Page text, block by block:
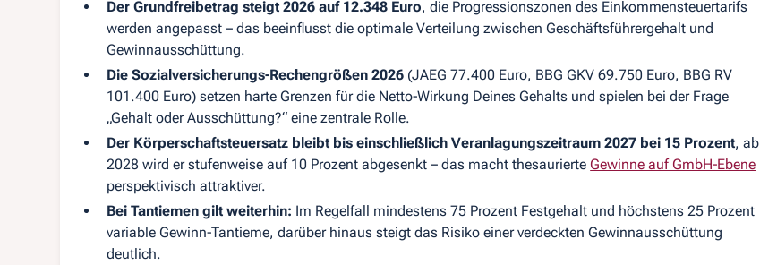
Der Grundfreibetrag steigt 2026 auf 12.348 Euro, die Progressionszonen des Einkommensteuertarifs
werden angepasst – das beeinflusst die optimale Verteilung zwischen Geschäftsführergehalt und
Gewinnausschüttung.
Die Sozialversicherungs‑Rechengrößen 2026 (JAEG 77.400 Euro, BBG GKV 69.750 Euro, BBG RV
101.400 Euro) setzen harte Grenzen für die Netto‑Wirkung Deines Gehalts und spielen bei der Frage
„Gehalt oder Ausschüttung?“ eine zentrale Rolle.
Der Körperschaftsteuersatz bleibt bis einschließlich Veranlagungszeitraum 2027 bei 15 Prozent, ab
2028 wird er stufenweise auf 10 Prozent abgesenkt – das macht thesaurierteGewinne auf GmbH‑Ebene
perspektivisch attraktiver.
Bei Tantiemen gilt weiterhin: Im Regelfall mindestens 75 Prozent Festgehalt und höchstens 25 Prozent
variable Gewinn‑Tantieme, darüber hinaus steigt das Risiko einer verdeckten Gewinnausschüttung
deutlich.